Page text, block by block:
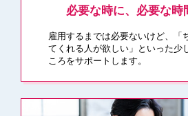
必要な時に、必要な時
雇⽤するまでは必要ないけど、「
てくれる⼈が欲しい」といった少
ころをサポートします。